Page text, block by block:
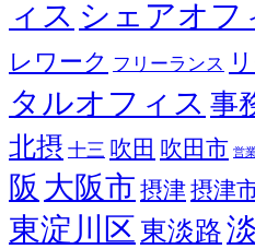
ィス シェアオフ
レワーク フリーランス
タルオフィス 事
北摂 十三 吹田 吹田市 営
阪 大阪市 摂津摂津
東淀川区 東淡路